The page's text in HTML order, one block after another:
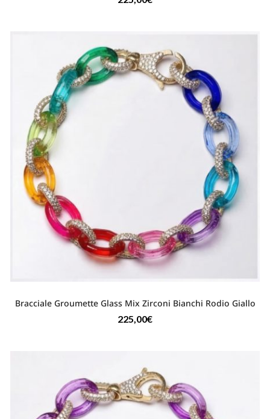
Bracciale Groumette Glass Mix Zirconi Bianchi Rodio Giallo
225,00€